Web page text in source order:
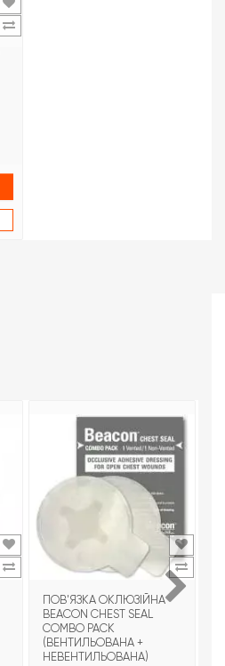
ПОВ'ЯЗКА ОКЛЮЗІЙНА
BEACON CHEST SEAL
COMBO PACK
(ВЕНТИЛЬОВАНА +
НЕВЕНТИЛЬОВАНА)